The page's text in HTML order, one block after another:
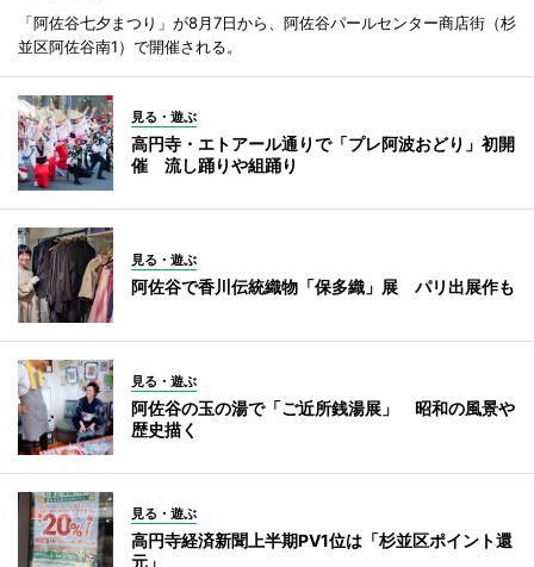
「阿佐谷七夕まつり」が8月7日から、阿佐谷パールセンター商店街（杉
並区阿佐谷南1）で開催される。
見る・遊ぶ
高円寺・エトアール通りで「プレ阿波おどり」初開
催 流し踊りや組踊り
見る・遊ぶ
阿佐谷で香川伝統織物「保多織」展 パリ出展作も
見る・遊ぶ
阿佐谷の玉の湯で「ご近所銭湯展」 昭和の風景や
歴史描く
見る・遊ぶ
高円寺経済新聞上半期PV1位は「杉並区ポイント還
元」